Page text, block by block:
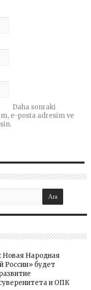
Daha sonraki
e-posta adresim ve
Новая Народная
России» будет
и ОПК